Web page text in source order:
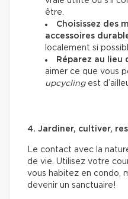
être.
Choisissez des
accessoires
localement si
Réparez au lieu
aimer ce que vous
upcyclingest
4. Jardiner, cultiver,
Le contact avec la
de vie. Utilisez votre
vous habitez en condo,
devenir un sanctuaire!